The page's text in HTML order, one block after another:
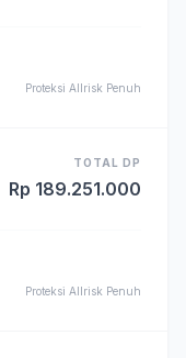
Proteksi Allrisk Penuh
TOTAL DP
Rp 189.251.000
Proteksi Allrisk Penuh